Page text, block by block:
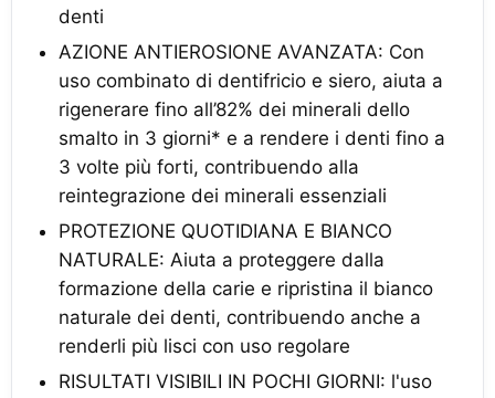
denti
AZIONE ANTIEROSIONE AVANZATA: Con
uso combinato di dentifricio e siero, aiuta a
rigenerare fino all’82% dei minerali dello
smalto in 3 giorni* e a rendere i denti fino a
3 volte più forti, contribuendo alla
reintegrazione dei minerali essenziali
PROTEZIONE QUOTIDIANA E BIANCO
NATURALE: Aiuta a proteggere dalla
formazione della carie e ripristina il bianco
naturale dei denti, contribuendo anche a
renderli più lisci con uso regolare
RISULTATI VISIBILI IN POCHI GIORNI: l'uso